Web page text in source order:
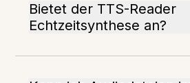
Bietet der TTS-Reader
Echtzeitsynthese an?